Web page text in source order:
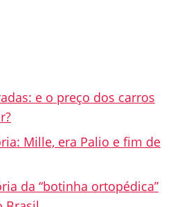
e o preço dos carros
Mille, era Palio e fim de
da “botinha ortopédica”